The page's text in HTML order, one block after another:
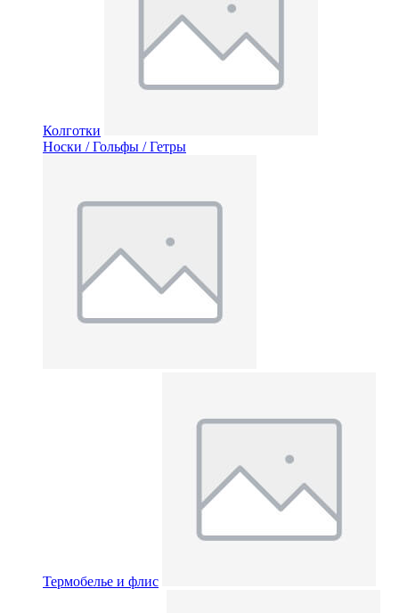
Колготки
Носки / Гольфы / Гетры
Термобелье и флис